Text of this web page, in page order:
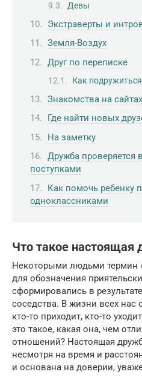
Девы
Экстраверты и
Земля-Воздух
Друг по переписке
Как
Знакомства на сайтах
Где найти новых
На заметку
Дружба проверяется
поступками
Как помочь ребенку
одноклассниками
Что такое настоящая
Некоторыми людьми термин
для обозначения
сформировались в
соседства. В жизни всех нас
кто-то приходит, кто-то
это такое, какая она, чем
отношений? Настоящая
несмотря на время и
и основана на доверии,